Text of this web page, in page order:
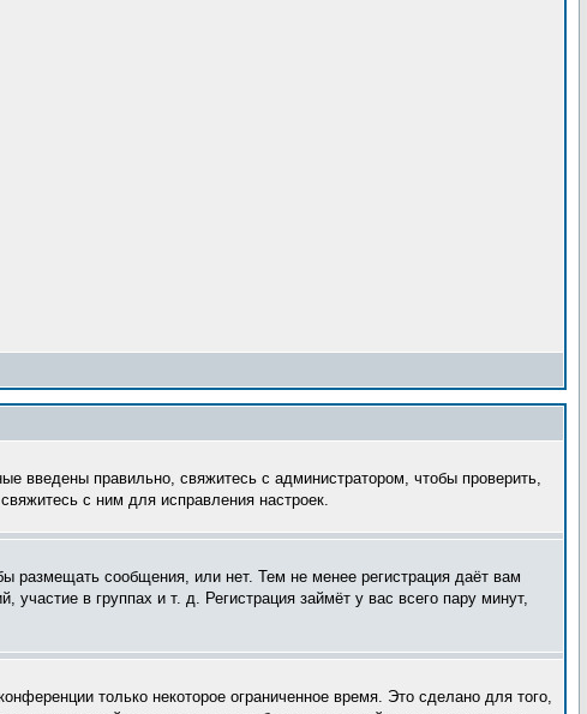
введены правильно, свяжитесь с администратором, чтобы проверить,
с ним для исправления настроек.
размещать сообщения, или нет. Тем не менее регистрация даёт вам
в группах и т. д. Регистрация займёт у вас всего пару минут,
только некоторое ограниченное время. Это сделано для того,